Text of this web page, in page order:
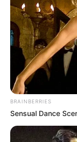
BRAINBERRIES
Sensual Dance